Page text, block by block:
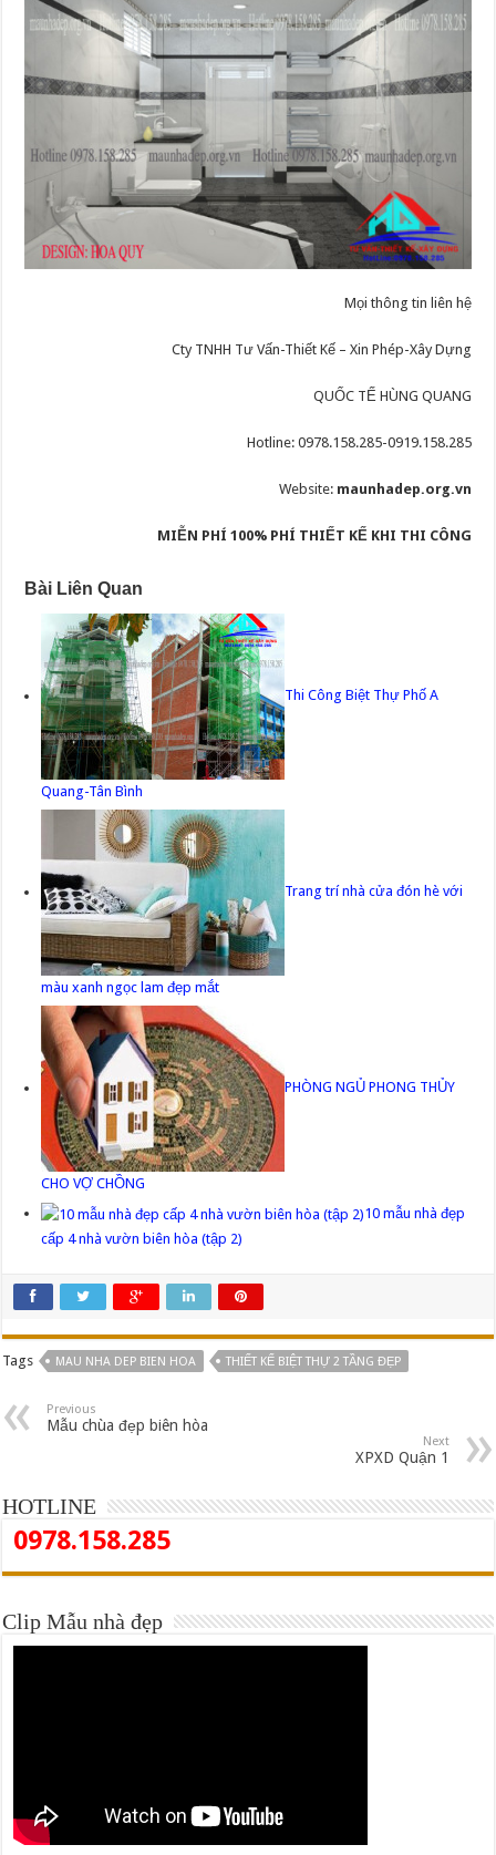
Mọi thông tin liên hệ
Cty TNHH Tư Vấn-Thiết Kế – Xin Phép-Xây Dựng
QUỐC TẾ HÙNG QUANG
Hotline: 0978.158.285-0919.158.285
Website: maunhadep.org.vn
MIỄN PHÍ 100% PHÍ THIẾT KẾ KHI THI CÔNG
Bài Liên Quan
Thi Công Biệt Thự Phố A
Quang-Tân Bình
Trang trí nhà cửa đón hè với
màu xanh ngọc lam đẹp mắt
PHÒNG NGỦ PHONG THỦY
CHO VỢ CHỒNG
10 mẫu nhà đẹp
cấp 4 nhà vườn biên hòa (tập 2)
Tags MAU NHA DEP BIEN HOA THIẾT KẾ BIỆT THỰ 2 TẦNG ĐẸP
Previous
Mẫu chùa đẹp biên hòa
Next
XPXD Quận 1
HOTLINE
0978.158.285
Clip Mẫu nhà đẹp